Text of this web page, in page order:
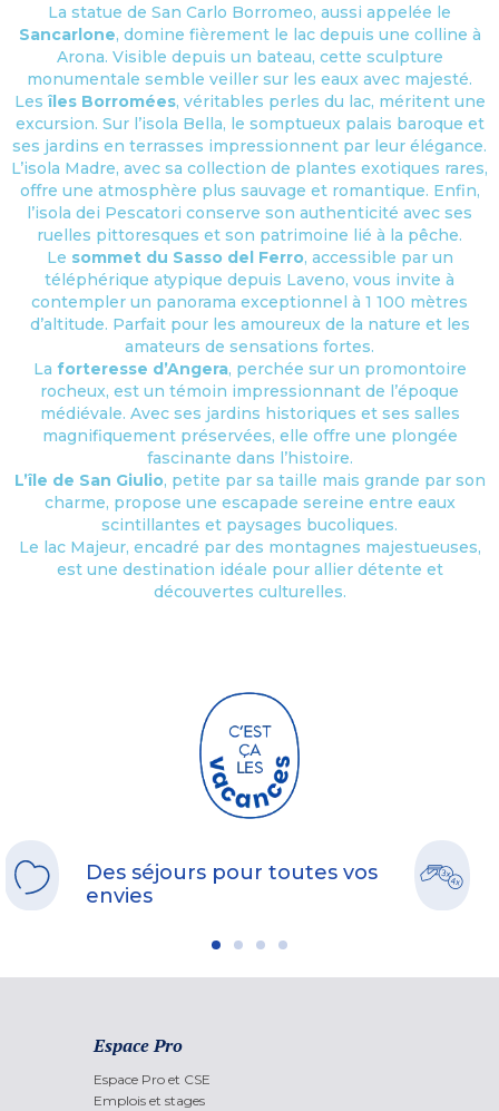
La statue de San Carlo Borromeo, aussi appelée le
Sancarlone, domine fièrement le lac depuis une colline à
Arona. Visible depuis un bateau, cette sculpture
monumentale semble veiller sur les eaux avec majesté.
Les îles Borromées, véritables perles du lac, méritent une
excursion. Sur l’isola Bella, le somptueux palais baroque et
ses jardins en terrasses impressionnent par leur élégance.
L’isola Madre, avec sa collection de plantes exotiques rares,
offre une atmosphère plus sauvage et romantique. Enfin,
l’isola dei Pescatori conserve son authenticité avec ses
ruelles pittoresques et son patrimoine lié à la pêche.
Le sommet du Sasso del Ferro, accessible par un
téléphérique atypique depuis Laveno, vous invite à
contempler un panorama exceptionnel à 1 100 mètres
d’altitude. Parfait pour les amoureux de la nature et les
amateurs de sensations fortes.
La forteresse d’Angera, perchée sur un promontoire
rocheux, est un témoin impressionnant de l’époque
médiévale. Avec ses jardins historiques et ses salles
magnifiquement préservées, elle offre une plongée
fascinante dans l’histoire.
L’île de San Giulio, petite par sa taille mais grande par son
charme, propose une escapade sereine entre eaux
scintillantes et paysages bucoliques.
Le lac Majeur, encadré par des montagnes majestueuses,
est une destination idéale pour allier détente et
découvertes culturelles.
Des séjours pour toutes vos
envies
Espace Pro
Espace Pro et CSE
Emplois et stages